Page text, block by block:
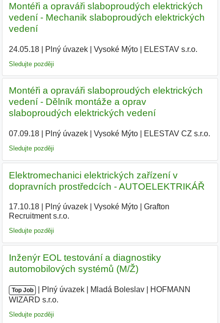
Montéři a opraváři slaboproudých elektrických
vedení - Mechanik slaboproudých elektrických
vedení
24.05.18| Plný úvazek| Vysoké Mýto| ELESTAV s.r.o.
Sledujte později
Montéři a opraváři slaboproudých elektrických
vedení - Dělník montáže a oprav
slaboproudých elektrických vedení
07.09.18| Plný úvazek| Vysoké Mýto| ELESTAV CZ s.r.o.
Sledujte později
Elektromechanici elektrických zařízení v
dopravních prostředcích - AUTOELEKTRIKÁŘ
17.10.18| Plný úvazek| Vysoké Mýto|
Grafton
Recruitment s.r.o.
Sledujte později
Inženýr EOL testování a diagnostiky
automobilových systémů (M/Ž)
Top Job Plný úvazek Mladá Boleslav
HOFMANN
WIZARD s.r.o.
Sledujte později